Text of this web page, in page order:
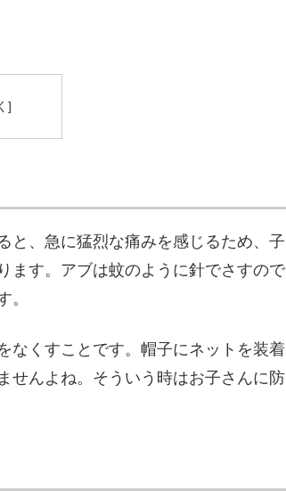
と、急に猛烈な痛みを感じるため、子
ます。アブは蚊のように針でさすので
。
なくすことです。帽子にネットを装着
せんよね。そういう時はお子さんに防